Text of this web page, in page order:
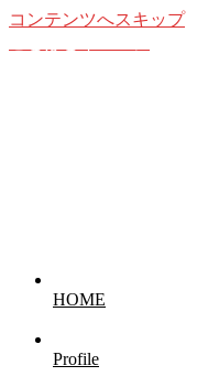
コンテンツへスキップ
HOME
Profile